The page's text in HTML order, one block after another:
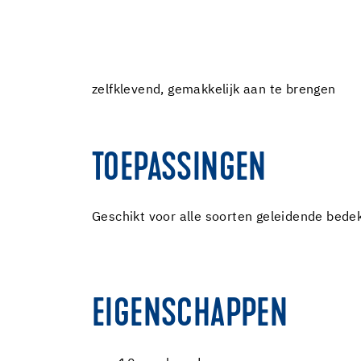
zelfklevend, gemakkelijk aan te brengen
TOEPASSINGEN
Geschikt voor alle soorten geleidende
EIGENSCHAPPEN